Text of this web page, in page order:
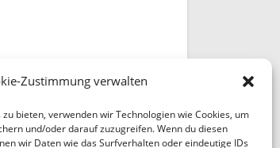
Zustimmung verwalten
bieten, verwenden wir Technologien wie Cookies, um
und/oder darauf zuzugreifen. Wenn du diesen
wir Daten wie das Surfverhalten oder eindeutige IDs